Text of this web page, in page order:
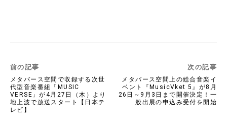
前の記事
メタバース空間で収録する次世
代型音楽番組「MUSIC
VERSE」が4月27日（木）より
地上波で放送スタート【日本テ
レビ】
次の記事
メタバース空間上の総合音楽イ
ベント『MusicVket 5』が8月
26日～9月3日まで開催決定！一
般出展の申込み受付を開始